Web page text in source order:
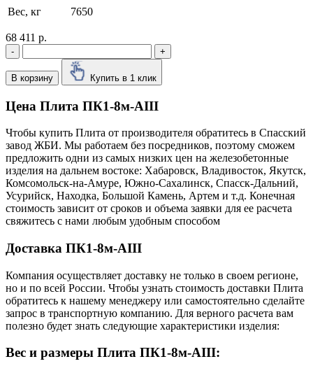
Вес, кг 7650
68 411 р.
- +
В корзину Купить в 1 клик
Цена Плита ПК1-8м-AIII
Чтобы купить Плита от производителя обратитесь в Cпасский
завод ЖБИ. Мы работаем без посредников, поэтому сможем
предложить одни из самых низких цен на железобетонные
изделия на дальнем востоке: Хабаровск, Владивосток, Якутск,
Комсомольск-на-Амуре, Южно-Сахалинск, Спасск-Дальний,
Усурийск, Находка, Большой Камень, Артем и т.д. Конечная
стоимость зависит от сроков и объема заявки для ее расчета
свяжитесь с нами любым удобным способом
Доставка ПК1-8м-AIII
Компания осуществляет доставку не только в своем регионе,
но и по всей России. Чтобы узнать стоимость доставки Плита
обратитесь к нашему менеджеру или самостоятельно сделайте
запрос в транспортную компанию. Для верного расчета вам
полезно будет знать следующие характеристики изделия:
Вес и размеры Плита ПК1-8м-AIII: